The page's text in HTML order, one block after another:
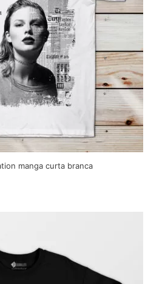
manga curta branca